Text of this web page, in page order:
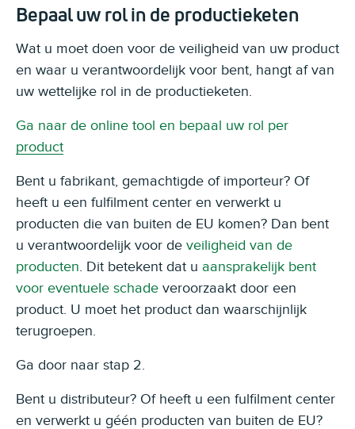
Bepaal uw rol in de productieketen
Wat u moet doen voor de veiligheid van uw product
en waar u verantwoordelijk voor bent, hangt af van
uw wettelijke rol in de productieketen.
Ga naar de online tool en bepaal uw rol per
product
Bent u fabrikant, gemachtigde of importeur? Of
heeft u een fulfilment center en verwerkt u
producten die van buiten de EU komen? Dan bent
u verantwoordelijk voor de veiligheid van de
producten. Dit betekent dat u aansprakelijk bent
voor eventuele schade veroorzaakt door een
product. U moet het product dan waarschijnlijk
terugroepen.
Ga door naar stap 2.
Bent u distributeur? Of heeft u een fulfilment center
en verwerkt u géén producten van buiten de EU?